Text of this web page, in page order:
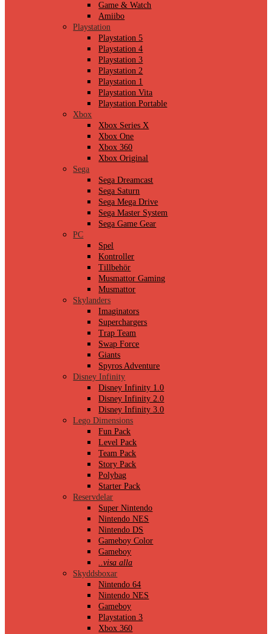
Game & Watch
Amiibo
Playstation
Playstation 5
Playstation 4
Playstation 3
Playstation 2
Playstation 1
Playstation Vita
Playstation Portable
Xbox
Xbox Series X
Xbox One
Xbox 360
Xbox Original
Sega
Sega Dreamcast
Sega Saturn
Sega Mega Drive
Sega Master System
Sega Game Gear
PC
Spel
Kontroller
Tillbehör
Musmattor Gaming
Musmattor
Skylanders
Imaginators
Superchargers
Trap Team
Swap Force
Giants
Spyros Adventure
Disney Infinity
Disney Infinity 1.0
Disney Infinity 2.0
Disney Infinity 3.0
Lego Dimensions
Fun Pack
Level Pack
Team Pack
Story Pack
Polybag
Starter Pack
Reservdelar
Super Nintendo
Nintendo NES
Nintendo DS
Gameboy Color
Gameboy
..visa alla
Skyddsboxar
Nintendo 64
Nintendo NES
Gameboy
Playstation 3
Xbox 360